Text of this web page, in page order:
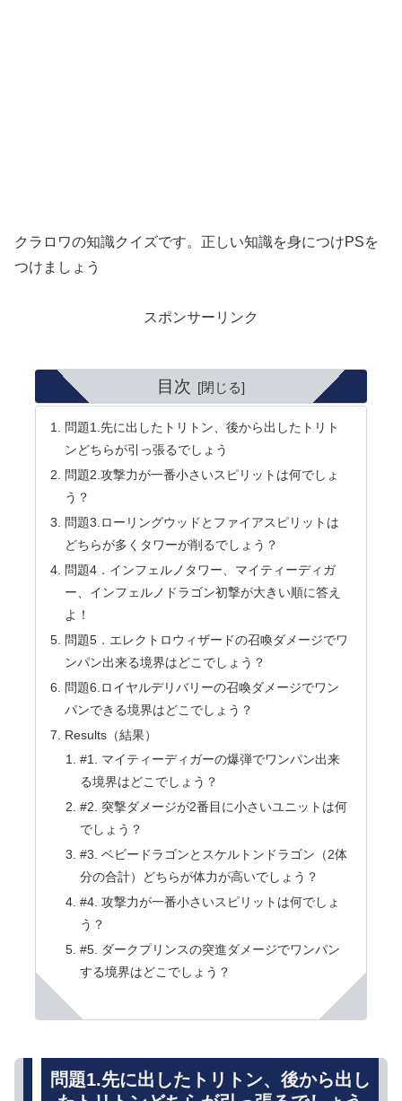
クラロワの知識クイズです。正しい知識を身につけPSを
つけましょう
スポンサーリンク
目次
問題1.先に出したトリトン、後から出したトリト
ンどちらが引っ張るでしょう
問題2.攻撃力が一番小さいスピリットは何でしょ
う？
問題3.ローリングウッドとファイアスピリットは
どちらが多くタワーが削るでしょう？
問題4．インフェルノタワー、マイティーディガ
ー、インフェルノドラゴン初撃が大きい順に答え
よ！
問題5．エレクトロウィザードの召喚ダメージでワ
ンパン出来る境界はどこでしょう？
問題6.ロイヤルデリバリーの召喚ダメージでワン
パンできる境界はどこでしょう？
Results（結果）
#1. マイティーディガーの爆弾でワンパン出来
る境界はどこでしょう？
#2. 突撃ダメージが2番目に小さいユニットは何
でしょう？
#3. ベビードラゴンとスケルトンドラゴン（2体
分の合計）どちらが体力が高いでしょう？
#4. 攻撃力が一番小さいスピリットは何でしょ
う？
#5. ダークプリンスの突進ダメージでワンパン
する境界はどこでしょう？
問題1.先に出したトリトン、後から出し